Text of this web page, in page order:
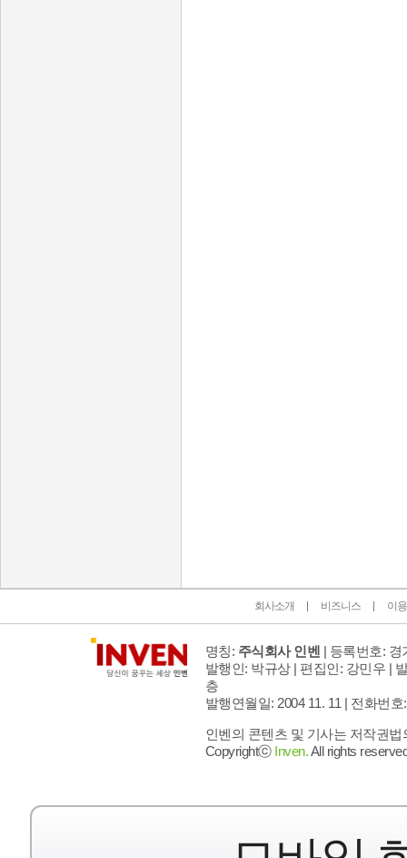
회사소개 비즈니스 이
명칭: 주식회사 인벤 | 등록번호: 경
발행인: 박규상 | 편집인: 강민우 |
층
발행연월일: 2004 11. 11 | 전화번호
인벤의 콘텐츠 및 기사는 저작권
Copyrightⓒ Inven.All rights